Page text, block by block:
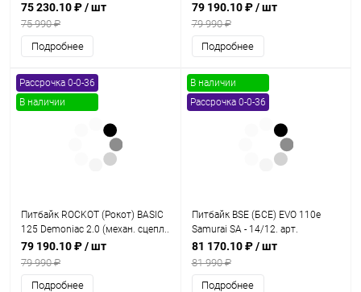
75 230.10 ₽/ шт
75 990 ₽
Подробнее
79 190.10 ₽/ шт
79 990 ₽
Подробнее
Рассрочка 0-0-36
В наличии
Питбайк ROCKOT (Рокот) BASIC
125 Demoniac 2.0 (механ. сцепл..
17/14)
79 190.10 ₽/ шт
79 990 ₽
Подробнее
В наличии
Рассрочка 0-0-36
Питбайк BSE (БСЕ) EVO 110e
Samurai SA - 14/12. арт.
B0EVCB045CHW3
81 170.10 ₽/ шт
81 990 ₽
Подробнее